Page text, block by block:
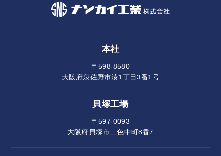
本社
〒598-8580
大阪府泉佐野市湊1丁目3番1号
貝塚工場
〒597-0093
大阪府貝塚市二色中町8番7